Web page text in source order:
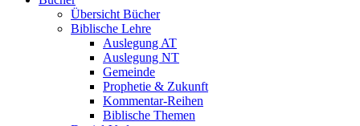
Übersicht Bücher
Biblische Lehre
Auslegung AT
Auslegung NT
Gemeinde
Prophetie & Zukunft
Kommentar-Reihen
Biblische Themen